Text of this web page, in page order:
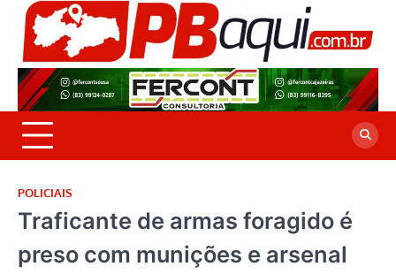
Skip
content
POLICIAIS
Traficante de armas foragido é
preso com munições e arsenal